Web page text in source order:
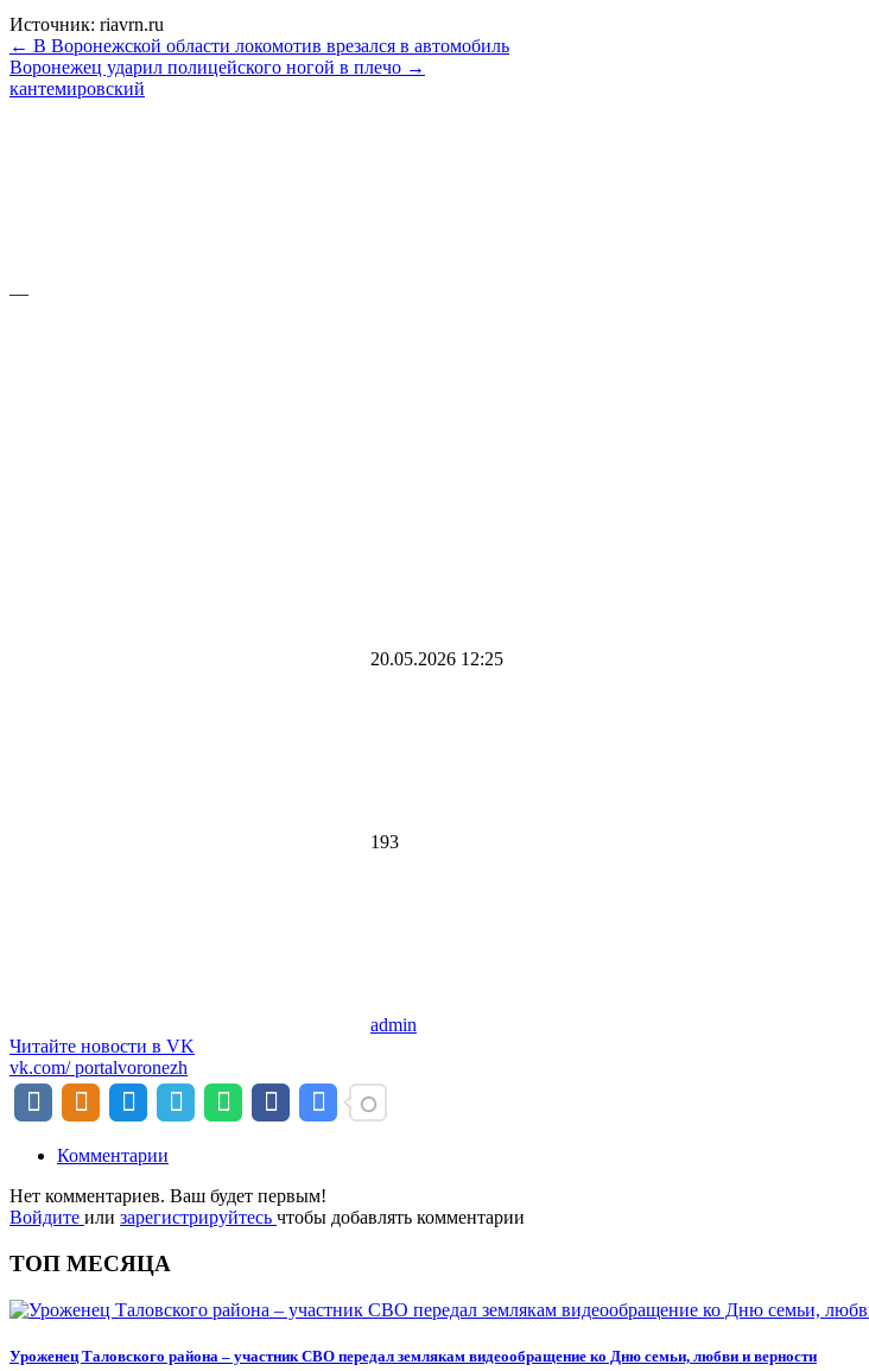
Источник: riavrn.ru
← В Воронежской области локомотив врезался в автомобиль
Воронежец ударил полицейского ногой в плечо →
кантемировский
—
20.05.2026 12:25
193
admin
Читайте новости в VK
vk.com/portalvoronezh
Комментарии
Нет комментариев. Ваш будет первым!
Войдите или зарегистрируйтесь чтобы добавлять комментарии
ТОП МЕСЯЦА
Уроженец Таловского района – участник СВО передал землякам видеообращение ко Дню семьи, любви и верности